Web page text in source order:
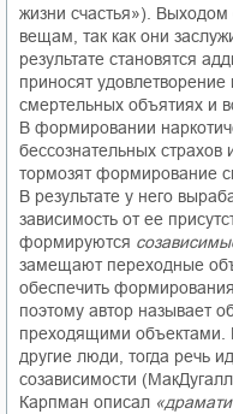
жизни счастья»). Выходом
вещам, так как они
результате становятся
приносят
смертельных объятиях и
В формировании
бессознательных
тормозят формирование
В результате у него
зависимость от ее
формируются
замещают переходные
обеспечить
поэтому автор называет
преходящими объектами.
другие люди, тогда речь
созависимости
Карпман описал